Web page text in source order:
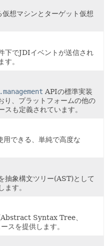
想マシンとターゲット仮想
下でJDIイベントが送信され
す。
APIの標準実装
り、プラットフォームの他の
スも定義されています。
できる、単純で高度な
抽象構文ツリー(AST)として
ます。
Syntax Tree、
スを提供します。